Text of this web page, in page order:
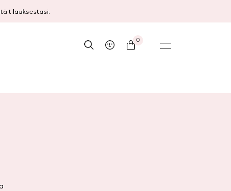
tilauksestasi.
0